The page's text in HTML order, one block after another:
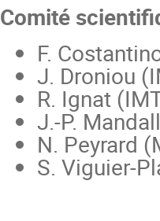
Comité
F.
J. Droniou
R. Ignat
J.-P.
N. Peyrard
S. Viguier-